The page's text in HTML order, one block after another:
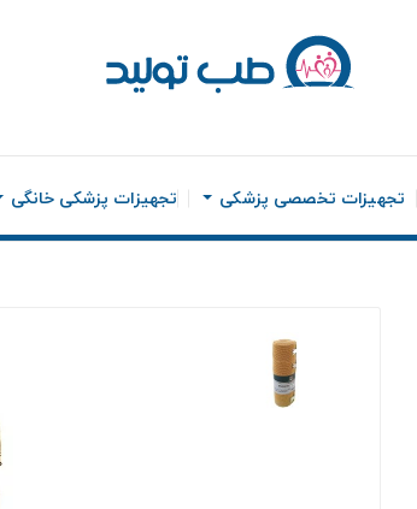
تجهیزات تخصصی پزشکی تجهیزات پزشکی خانگی